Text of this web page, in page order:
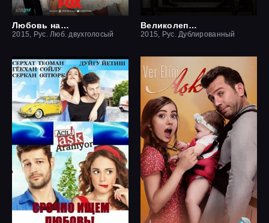
Любовь назло
2015, Рус. Люб. двухголосый
Великолепный век: Империя Кёсем
2015, Рус. Дублированный